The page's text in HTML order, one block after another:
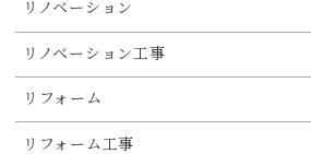
リノベーション
リノベーション工事
リフォーム
リフォーム工事